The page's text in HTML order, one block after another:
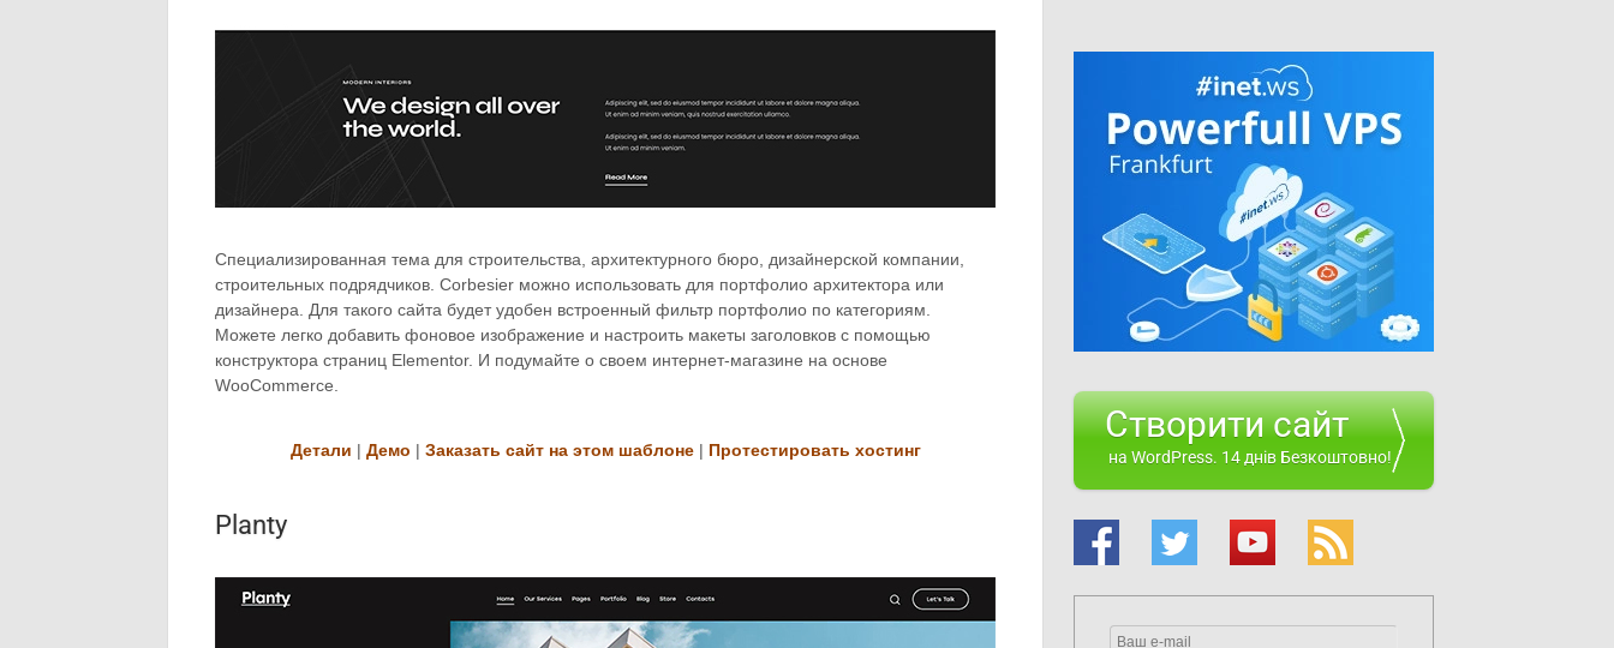
Специализированная тема для строительства, архитектурного бюро, дизайнерской компании,
строительных подрядчиков. Corbesier можно использовать для портфолио архитектора или
дизайнера. Для такого сайта будет удобен встроенный фильтр портфолио по категориям.
Можете легко добавить фоновое изображение и настроить макеты заголовков с помощью
конструктора страниц Elementor. И подумайте о своем интернет-магазине на основе
WooCommerce.
Детали | Демо | Заказать сайт на этом шаблоне| Протестировать хостинг
Planty
Створити сайт
на WordPress. 14 днів Безкоштовно!